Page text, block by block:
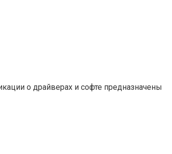
о драйверах и софте предназначены